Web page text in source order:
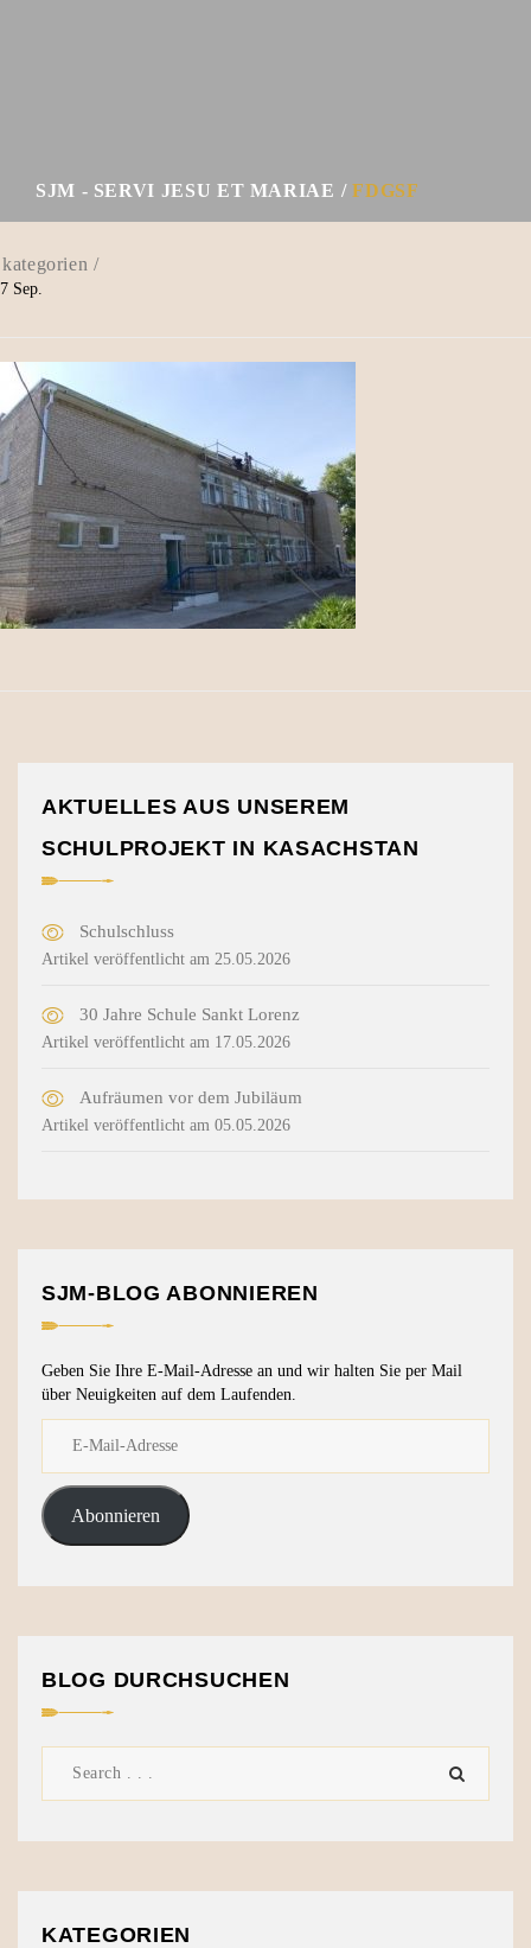
SJM - SERVI JESU ET MARIAE FDGSF
7 Sep.
AKTUELLES AUS UNSEREM
SCHULPROJEKT IN KASACHSTAN
Schulschluss
Artikel veröffentlicht am 25.05.2026
30 Jahre Schule Sankt Lorenz
Artikel veröffentlicht am 17.05.2026
Aufräumen vor dem Jubiläum
Artikel veröffentlicht am 05.05.2026
SJM-BLOG ABONNIEREN
Geben Sie Ihre E-Mail-Adresse an und wir halten Sie per Mail
über Neuigkeiten auf dem Laufenden.
Abonnieren
BLOG DURCHSUCHEN
KATEGORIEN